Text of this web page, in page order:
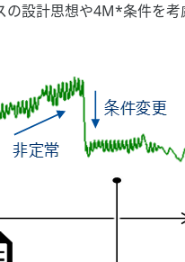
の設計思想や4M*条件を考